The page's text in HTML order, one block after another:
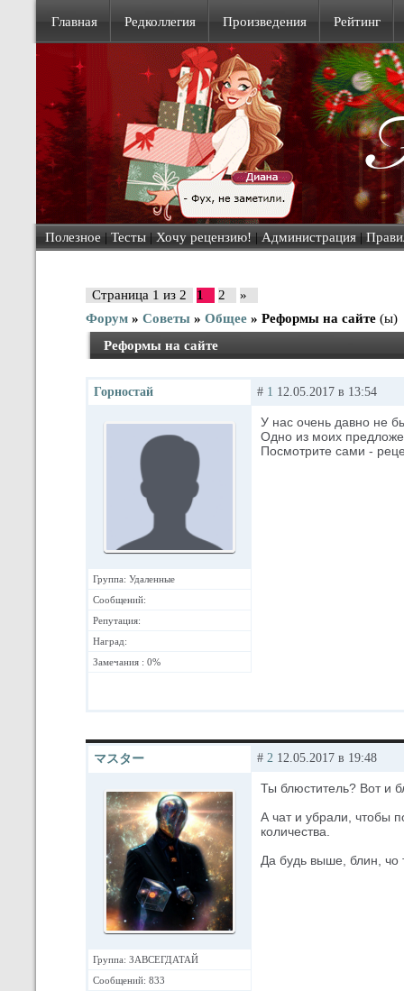
Главная Редколлегия Произведения Рейтинг
Полезное | Тесты | Хочу рецензию! | Администрация |
Страница 1 из 2 1 2
»
Форум » Советы » Общее » Реформы на сайте (ы)
Реформы на сайте
Горностай
Группа: Удаленные
Сообщений:
Репутация:
Наград:
Замечания : 0%
# 1 12.05.2017 в 13:54
У нас очень давно не
Одно из моих
Посмотрите сами -
マスター
Группа: ЗАВСЕГДАТАЙ
Сообщений: 833
# 2 12.05.2017 в 19:48
Ты блюститель? Вот и
А чат и убрали, чтобы
количества.
Да будь выше, блин, чо